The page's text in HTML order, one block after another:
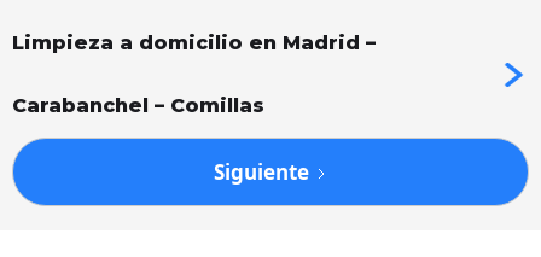
Limpieza a domicilio en Madrid –
Carabanchel – Comillas
Siguiente